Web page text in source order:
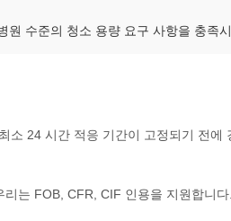
수준의 청소 용량 요구 사항을 충족
24 시간 적응 기간이 고정되기 전에
는 FOB, CFR, CIF 인용을 지원합니다.